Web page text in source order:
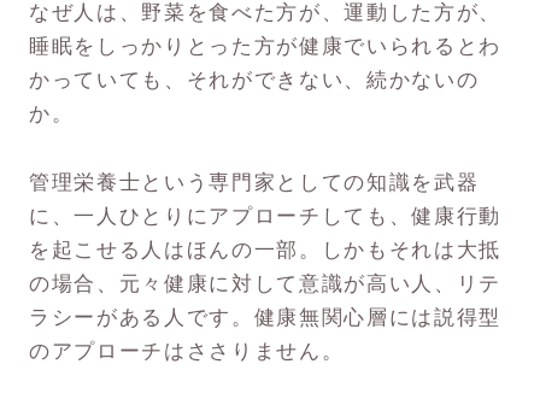
なぜ人は、野菜を食べた方が、運動した方が、
睡眠をしっかりとった方が健康でいられるとわ
かっていても、それができない、続かないの
か。
管理栄養士という専門家としての知識を武器
に、一人ひとりにアプローチしても、健康行動
を起こせる人はほんの一部。しかもそれは大抵
の場合、元々健康に対して意識が高い人、リテ
ラシーがある人です。健康無関心層には説得型
のアプローチはささりません。